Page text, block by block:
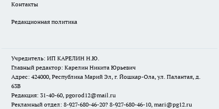
Контакты
Редакционная политика
Учредитель: ИП КАРЕЛИН Н.Ю.
Главный редактор: Карелин Никита Юрьевич
Адрес: 424000, Республика Марий Эл, г. Йошкар-Ола, ул. Палантая, д.
63В
Редакция: 31-40-60, pgorod12@mail.ru
Рекламный отдел: 8-927-680-46-20? 8-927-680-46-10, mari@pg12.ru